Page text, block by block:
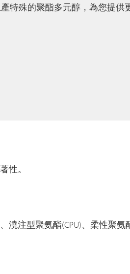
特殊的聚酯多元醇，為您提供
性。
澆注型聚氨酯(CPU)、柔性聚